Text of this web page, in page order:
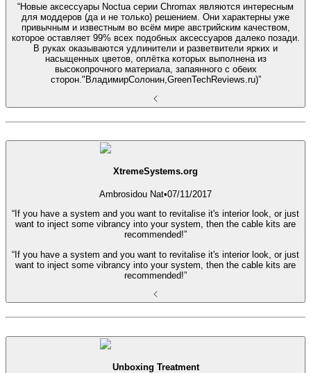
“Новые аксессуары Noctua серии Chromax являются интересным
для моддеров (да и не только) решением. Они характерны уже
привычным и известным во всём мире австрийским качеством,
которое оставляет 99% всех подобных аксессуаров далеко позади.
В руках оказываются удлинители и разветвители ярких и
насыщенных цветов, оплётка которых выполнена из
высокопрочного материала, запаянного с обеих
сторон."ВладимирСолонин,GreenTechReviews.ru)”
XtremeSystems.org
Ambrosidou Nat•07/11/2017
“If you have a system and you want to revitalise it's interior look, or just
want to inject some vibrancy into your system, then the cable kits are
recommended!”
“If you have a system and you want to revitalise it's interior look, or just
want to inject some vibrancy into your system, then the cable kits are
recommended!”
Unboxing Treatment